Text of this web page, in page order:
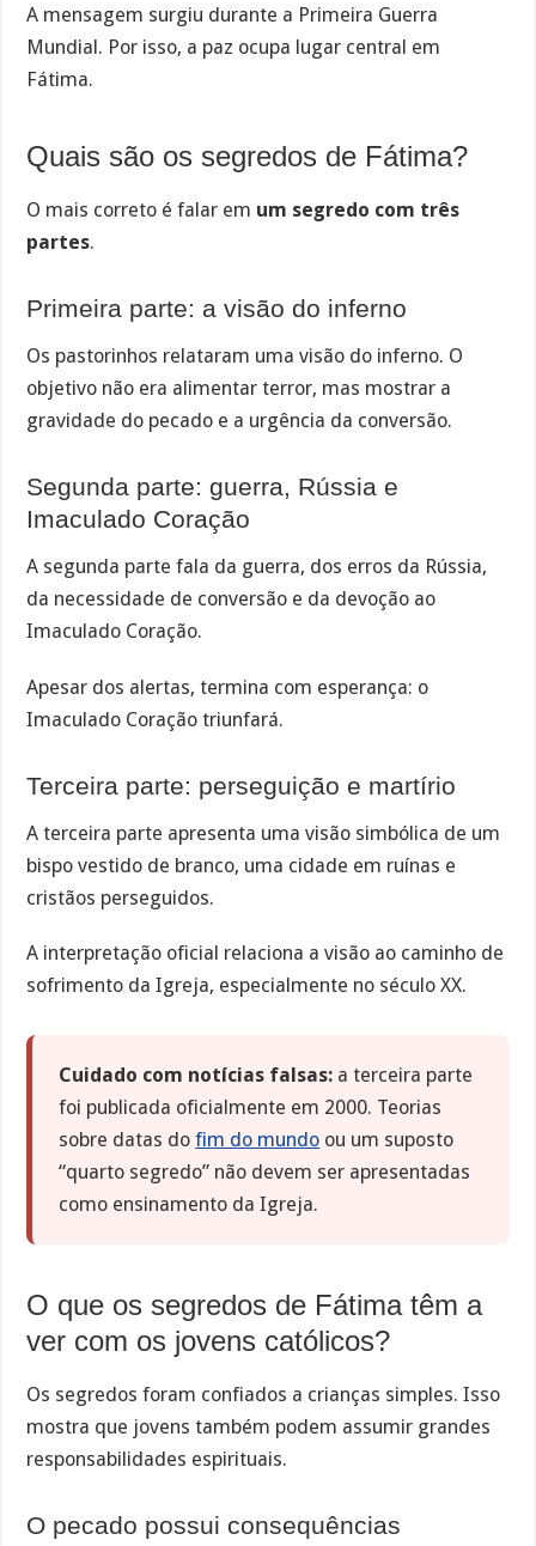
A mensagem surgiu durante a Primeira Guerra
Mundial. Por isso, a paz ocupa lugar central em
Fátima.
Quais são os segredos de Fátima?
O mais correto é falar em um segredo com três
partes.
Primeira parte: a visão do inferno
Os pastorinhos relataram uma visão do inferno. O
objetivo não era alimentar terror, mas mostrar a
gravidade do pecado e a urgência da conversão.
Segunda parte: guerra, Rússia e
Imaculado Coração
A segunda parte fala da guerra, dos erros da Rússia,
da necessidade de conversão e da devoção ao
Imaculado Coração.
Apesar dos alertas, termina com esperança: o
Imaculado Coração triunfará.
Terceira parte: perseguição e martírio
A terceira parte apresenta uma visão simbólica de um
bispo vestido de branco, uma cidade em ruínas e
cristãos perseguidos.
A interpretação oficial relaciona a visão ao caminho de
sofrimento da Igreja, especialmente no século XX.
Cuidado com notícias falsas: a terceira parte
foi publicada oficialmente em 2000. Teorias
sobre datas dofim do mundo ou um suposto
“quarto segredo” não devem ser apresentadas
como ensinamento da Igreja.
O que os segredos de Fátima têm a
ver com os jovens católicos?
Os segredos foram confiados a crianças simples. Isso
mostra que jovens também podem assumir grandes
responsabilidades espirituais.
O pecado possui consequências